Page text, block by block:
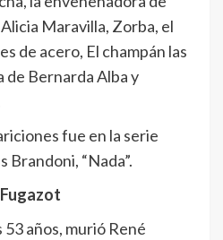
Maravilla, Zorba, el
de acero, El champán las
de Bernarda Alba y
fue en la serie
Brandoni, “Nada”.
53 años, murió René